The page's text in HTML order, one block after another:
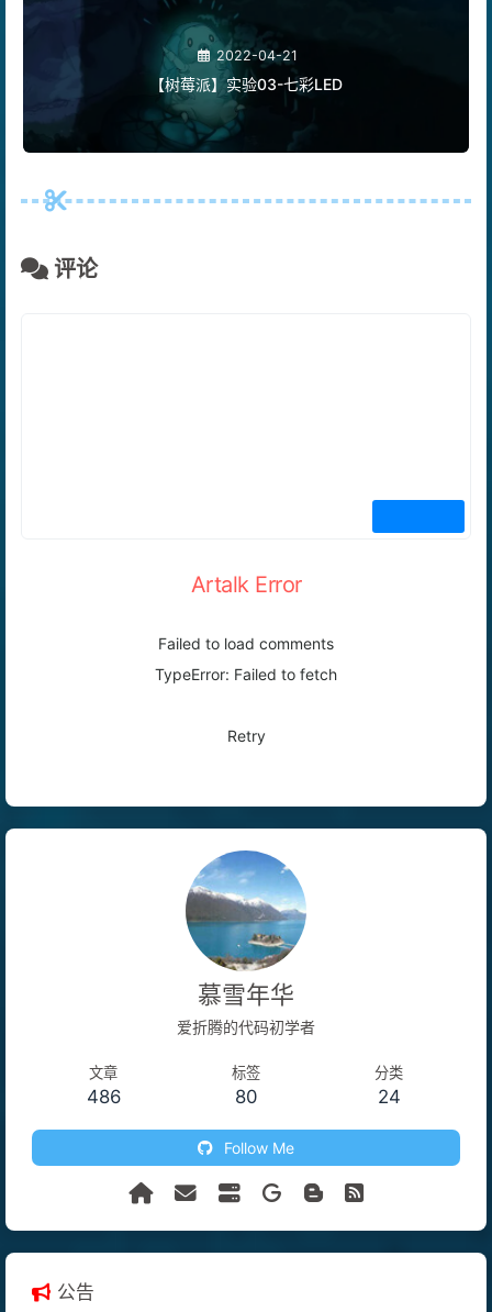
2022-04-21
【树莓派】实验03-七彩LED
评论
Artalk Error
Failed to load comments
TypeError: Failed to fetch
Retry
慕雪年华
爱折腾的代码初学者
文章
486
标签
80
分类
24
Follow Me
公告